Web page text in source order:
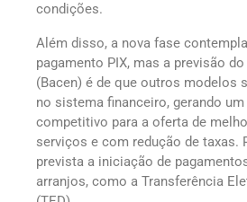
condições.
Além disso, a nova fase
pagamento PIX, mas a previsão do
(Bacen) é de que outros modelos
no sistema financeiro, gerando
competitivo para a oferta de
serviços e com redução de taxas.
prevista a iniciação de
arranjos, como a Transferência